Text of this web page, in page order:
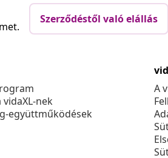
Szerződéstől való elállás
vidaXL-nek
együttműködések
A